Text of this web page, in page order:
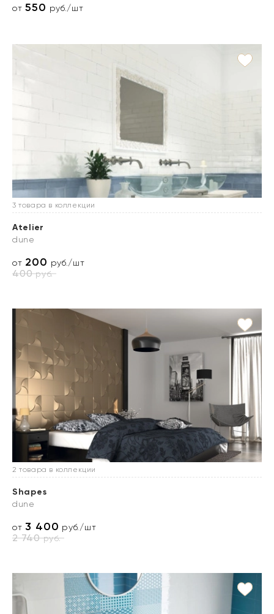
от550 руб./шт
3 товара в коллекции
Atelier
dune
от 200 руб./шт
400руб.
2 товара в коллекции
Shapes
dune
от3 400 руб./шт
2 740руб.